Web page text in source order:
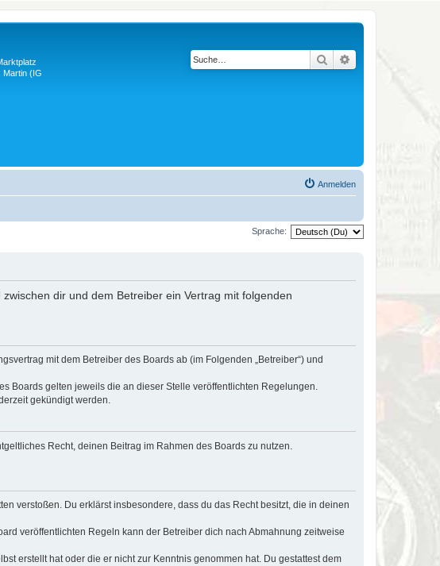
Martin (IG
Suche Erweiterte Suche
Anmelden
Sprache:
dir und dem Betreiber ein Vertrag mit folgenden
mit dem Betreiber des Boards ab (im Folgenden „Betreiber“) und
Boards gelten jeweils die an dieser Stelle veröffentlichten Regelungen.
gekündigt werden.
Recht, deinen Beitrag im Rahmen des Boards zu nutzen.
verstoßen. Du erklärst insbesondere, dass du das Recht besitzt, die in deinen
veröffentlichten Regeln kann der Betreiber dich nach Abmahnung zeitweise
erstellt hat oder die er nicht zur Kenntnis genommen hat. Du gestattest dem